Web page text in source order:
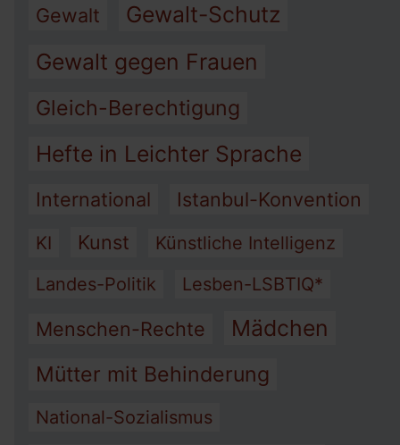
Gewalt
Gewalt-Schutz
Gewalt gegen Frauen
Gleich-Berechtigung
Hefte in Leichter Sprache
International Istanbul-Konvention
KI Kunst
Künstliche Intelligenz
Landes-Politik
Lesben-LSBTIQ*
Menschen-Rechte Mädchen
Mütter mit Behinderung
National-Sozialismus